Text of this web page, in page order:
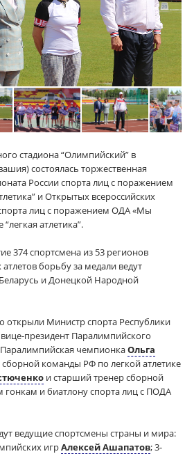
стадиона “Олимпийский” в
состоялась торжественная
России спорта лиц с поражением
и Открытых всероссийских
лиц с поражением ОДА «Мы
атлетика”.
374 спортсмена из 53 регионов
борьбу за медали ведут
и Донецкой Народной
открыли Министр спорта Республики
президент Паралимпийского
Паралимпийская чемпионкаОльга
команды РФ по легкой атлетике
и старший тренер сборной
и биатлону спорта лиц с ПОДА
ведущие спортсмены страны и мира:
игрАлексей Ашапатов; 3-